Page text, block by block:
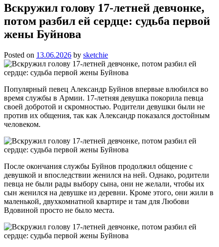
Вскружил голову 17-летней девчонке,
потом разбил ей сердце: судьба первой
жены Буйнова
Posted on 13.06.2026 by sketchie
Популярный певец Александр Буйнов впервые влюбился во
время службы в Армии. 17-летняя девушка покорила певца
своей добротой и скромностью. Родители девушки были не
против их общения, так как Александр показался достойным
человеком.
После окончания службы Буйнов продолжил общение с
девушкой и впоследствии женился на ней. Однако, родители
певца не были рады выбору сына, они не желали, чтобы их
сын женился на девушке из деревни. Кроме этого, они жили в
маленькой, двухкомнатной квартире и там для Любови
Вдовиной просто не было места.